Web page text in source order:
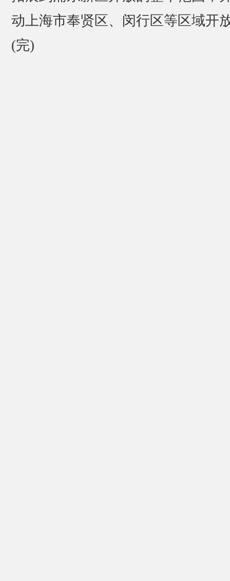
动上海市奉贤区、闵行区等区域开
(完)